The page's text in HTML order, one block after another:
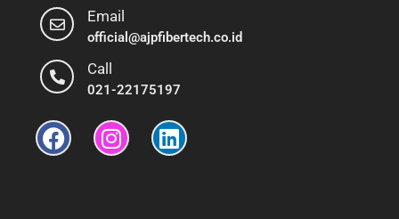
Email
official@ajpfibertech.co.id
Call
021-22175197